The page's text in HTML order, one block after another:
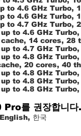
to 4.6 GHz Turbo,
to 4.6 GHz Turbo,
to 4.7 GHz Turbo,
to 4.6 GHz Turbo,
14 cores, 28
to 4.7 GHz Turbo,
to 4.8 GHz Turbo,
20 cores, 40
to 4.8 GHz Turbo,
to 4.8 GHz Turbo,
to 4.8 GHz Turbo,
를 권장합니다
한국